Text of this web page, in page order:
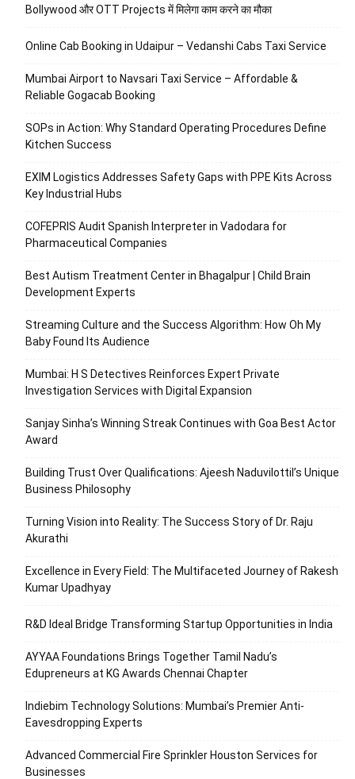
Bollywood और OTT Projects में मिलेगा काम करने का मौका
Online Cab Booking in Udaipur – Vedanshi Cabs Taxi Service
Mumbai Airport to Navsari Taxi Service – Affordable &
Reliable Gogacab Booking
SOPs in Action: Why Standard Operating Procedures Define
Kitchen Success
EXIM Logistics Addresses Safety Gaps with PPE Kits Across
Key Industrial Hubs
COFEPRIS Audit Spanish Interpreter in Vadodara for
Pharmaceutical Companies
Best Autism Treatment Center in Bhagalpur | Child Brain
Development Experts
Streaming Culture and the Success Algorithm: How Oh My
Baby Found Its Audience
Mumbai: H S Detectives Reinforces Expert Private
Investigation Services with Digital Expansion
Sanjay Sinha’s Winning Streak Continues with Goa Best Actor
Award
Building Trust Over Qualifications: Ajeesh Naduvilottil’s Unique
Business Philosophy
Turning Vision into Reality: The Success Story of Dr. Raju
Akurathi
Excellence in Every Field: The Multifaceted Journey of Rakesh
Kumar Upadhyay
R&D Ideal Bridge Transforming Startup Opportunities in India
AYYAA Foundations Brings Together Tamil Nadu’s
Edupreneurs at KG Awards Chennai Chapter
Indiebim Technology Solutions: Mumbai’s Premier Anti-
Eavesdropping Experts
Advanced Commercial Fire Sprinkler Houston Services for
Businesses